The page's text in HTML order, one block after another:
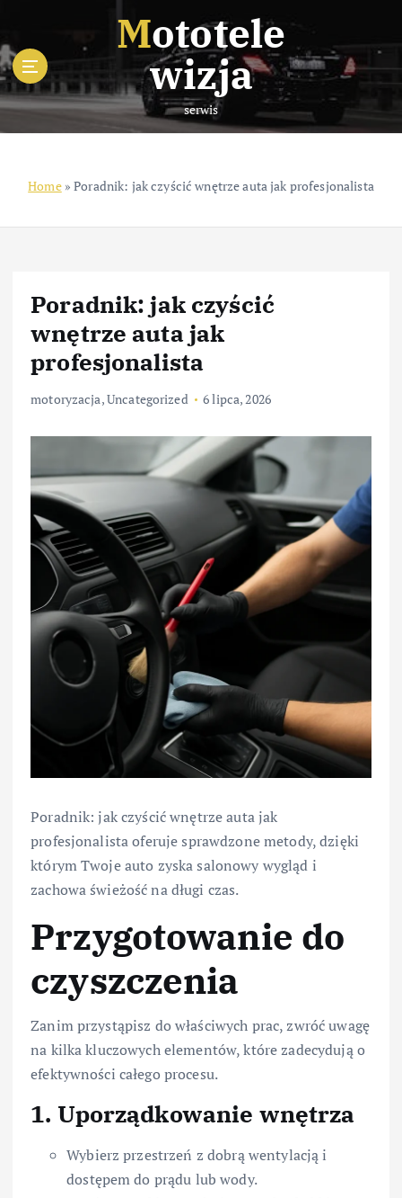
i
p
t
o
c
Mototele
wizja
serwis
Home»Poradnik: jak czyścić wnętrze auta jak profesjonalista
Poradnik: jak czyścić
wnętrze auta jak
profesjonalista
motoryzacja,Uncategorized 6 lipca, 2026
Poradnik: jak czyścić wnętrze auta jak
profesjonalista oferuje sprawdzone metody, dzięki
którym Twoje auto zyska salonowy wygląd i
zachowa świeżość na długi czas.
Przygotowanie do
czyszczenia
Zanim przystąpisz do właściwych prac, zwróć uwagę
na kilka kluczowych elementów, które zadecydują o
efektywności całego procesu.
1. Uporządkowanie wnętrza
Wybierz przestrzeń z dobrą wentylacją i
dostępem do prądu lub wody.